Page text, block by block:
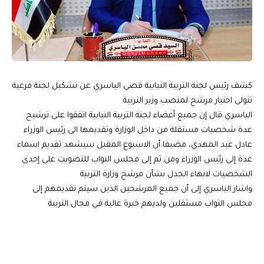
كشف رئيس لجنة التربية النيابية قصي الياسري عن تشكيل لجنة فرعية
تتولى اختيار مرشح لمنصب وزير التربية
الياسري قال إن جميع أعضاء لجنة التربية النيابية اتفقوا على ترشيح
عدة شخصيات مستقلة من داخل الوزارة وتقديمها الى رئيس الوزراء
عادل عبد المهدي، مضيفا أن الاسبوع المقبل سيشهد تقديم اسماء
عدة إلى رئيس الوزراء ومن ثم إلى مجلس النواب للتصويت على إحدى
الشخصيات لانهاء الجدل بشأن مرشح وزارة التربية
واشار الياسري إلى أن جميع المرشحين الذين سيتم تقديمهم إلى
مجلس النواب مستقلين ولديهم خبرة عالية في مجال التربية